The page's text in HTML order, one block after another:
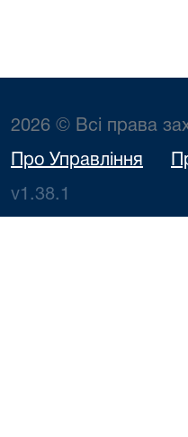
2026 © Всі права
Про Управління
v1.38.1